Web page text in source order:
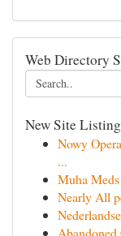
Web Directory
New Site
Nowy
...
Muha
Nearly All